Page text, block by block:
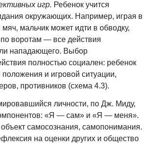
игр. Ребенок учится
окружающих. Например, играя в
мальчик может идти в обводку,
по воротам — все действия
нападающего. Выбор
полностью социален: ребенок
положения и игровой ситуации,
противников (схема 4.3).
личности, по Дж. Миду,
«Я — сам» и «Я — меня».
самосознания, самопонимания.
на оценки других и общество